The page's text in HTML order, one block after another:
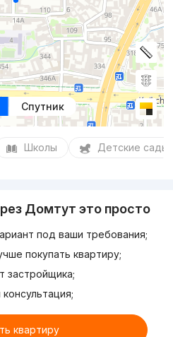
Спутник
Школы Детские сады
Домтут это просто
под ваши требования;
покупать квартиру;
застройщика;
квартиру